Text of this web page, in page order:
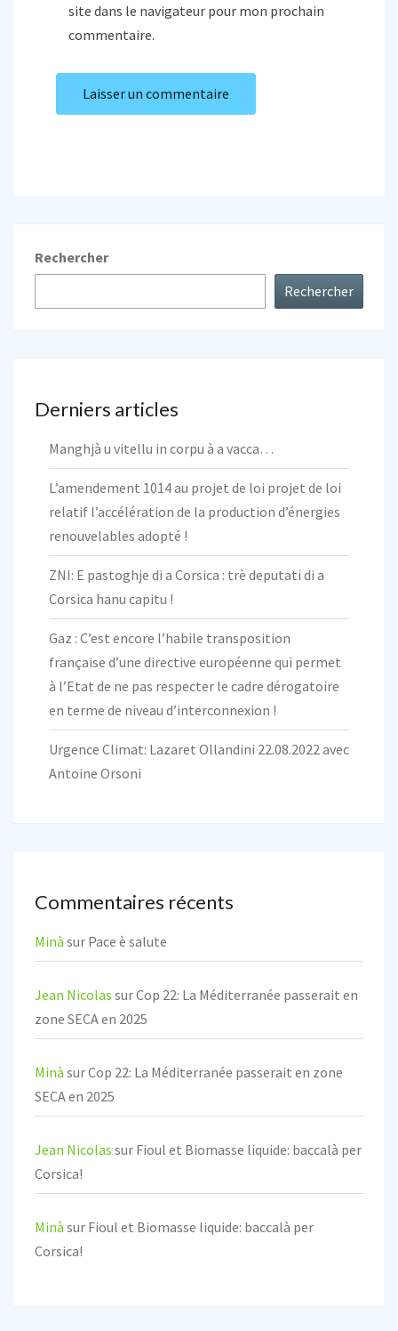
site dans le navigateur pour mon prochain
commentaire.
Rechercher
Rechercher
Derniers articles
Manghjà u vitellu in corpu à a vacca…
L’amendement 1014 au projet de loi projet de loi
relatif l’accélération de la production d’énergies
renouvelables adopté !
ZNI: E pastoghje di a Corsica : trè deputati di a
Corsica hanu capitu !
Gaz : C’est encore l’habile transposition
française d’une directive européenne qui permet
à l’Etat de ne pas respecter le cadre dérogatoire
en terme de niveau d’interconnexion !
Urgence Climat: Lazaret Ollandini 22.08.2022 avec
Antoine Orsoni
Commentaires récents
Minà sur Pace è salute
Jean Nicolas surCop 22: La Méditerranée passerait en
zone SECA en 2025
Minà surCop 22: La Méditerranée passerait en zone
SECA en 2025
Jean Nicolas sur Fioul et Biomasse liquide: baccalà per
Corsica!
Minà sur Fioul et Biomasse liquide: baccalà per
Corsica!